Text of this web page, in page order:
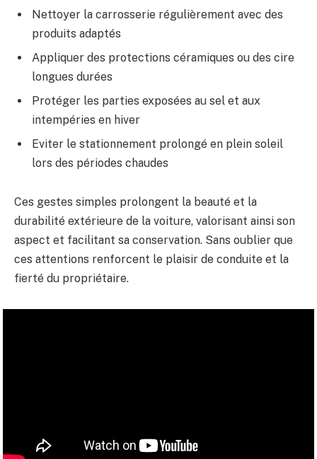
Nettoyer la carrosserie régulièrement avec des
produits adaptés
Appliquer des protections céramiques ou des cire
longues durées
Protéger les parties exposées au sel et aux
intempéries en hiver
Eviter le stationnement prolongé en plein soleil
lors des périodes chaudes
Ces gestes simples prolongent la beauté et la
durabilité extérieure de la voiture, valorisant ainsi son
aspect et facilitant sa conservation. Sans oublier que
ces attentions renforcent le plaisir de conduite et la
fierté du propriétaire.